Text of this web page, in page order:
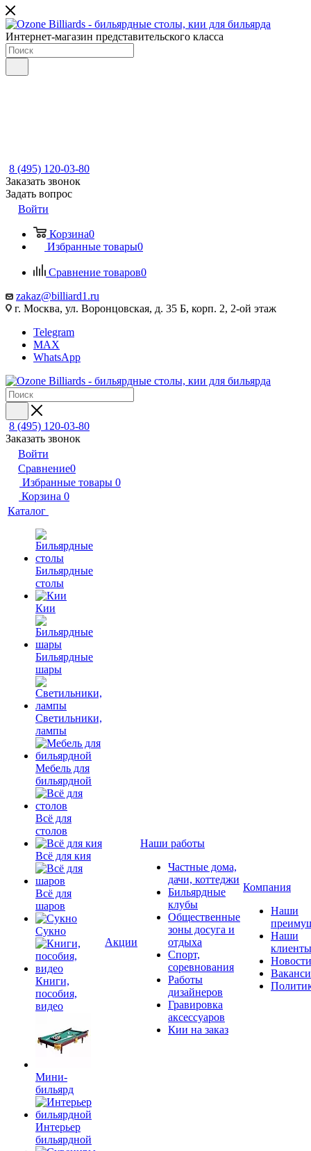
Интернет-магазин представительского класса
8 (495) 120-03-80
Заказать звонок
Задать вопрос
Войти
Корзина0
Избранные товары0
Сравнение товаров0
zakaz@billiard1.ru
г. Москва, ул. Воронцовская, д. 35 Б, корп. 2, 2-ой этаж
Telegram
MAX
WhatsApp
8 (495) 120-03-80
Заказать звонок
Войти
Сравнение0
Избранные товары 0
Корзина 0
Каталог
Бильярдные
столы
Кии
Бильярдные
шары
Светильники,
лампы
Мебель для
бильярдной
Всё для
столов
Всё для кия
Всё для
шаров
Сукно
Книги,
пособия,
видео
Мини-
бильярд
Интерьер
бильярдной
Акции
Наши работы
Частные дома,
дачи, коттеджи
Бильярдные
клубы
Общественные
зоны досуга и
отдыха
Спорт,
соревнования
Работы
дизайнеров
Гравировка
аксессуаров
Кии на заказ
Компания
Наши
Наши
клиенты
Новости